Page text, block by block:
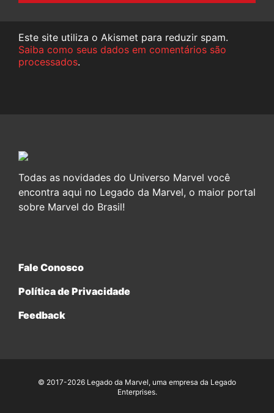
Este site utiliza o Akismet para reduzir spam.
Saiba como seus dados em comentários são
processados.
Todas as novidades do Universo Marvel você
encontra aqui no Legado da Marvel, o maior portal
sobre Marvel do Brasil!
Fale Conosco
Política de Privacidade
Feedback
© 2017-2026 Legado da Marvel, uma empresa da Legado
Enterprises.